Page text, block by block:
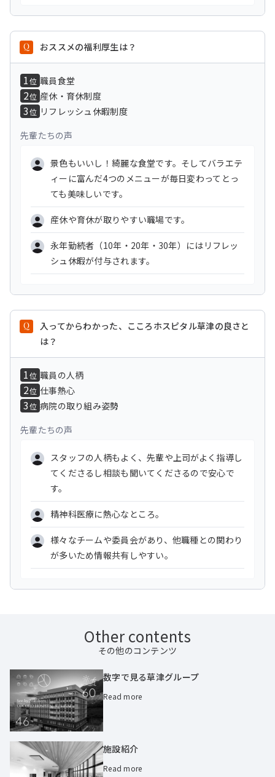
おススメの福利厚生は？
1位 職員食堂
2位 産休・育休制度
3位 リフレッシュ休暇制度
先輩たちの声
景色もいいし！綺麗な食堂です。そしてバラエテ
ィーに富んだ4つのメニューが毎日変わってとっ
ても美味しいです。
産休や育休が取りやすい職場です。
永年勤続者（10年・20年・30年）にはリフレッ
シュ休暇が付与されます。
入ってからわかった、こころホスピタル草津の良さと
は？
1位 職員の人柄
2位 仕事熱心
3位 病院の取り組み姿勢
先輩たちの声
スタッフの人柄もよく、先輩や上司がよく指導し
てくださるし相談も聞いてくださるので安心で
す。
精神科医療に熱心なところ。
様々なチームや委員会があり、他職種との関わり
が多いため情報共有しやすい。
Other contents
その他のコンテンツ
数字で見る草津グループ
Read more
施設紹介
Read more